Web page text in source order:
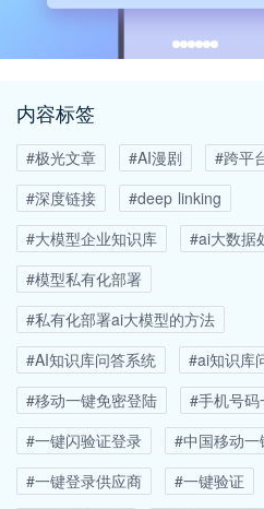
内容标签
#极光文章 #AI漫剧
#跨平
#深度链接
#deep linking
#大模型企业知识库
#ai大数据
#模型私有化部署
#私有化部署ai大模型的方法
#AI知识库问答系统
#ai知识库
#移动一键免密登陆
#手机号码
#一键闪验证登录
#中国移动
#一键登录供应商
#一键验证